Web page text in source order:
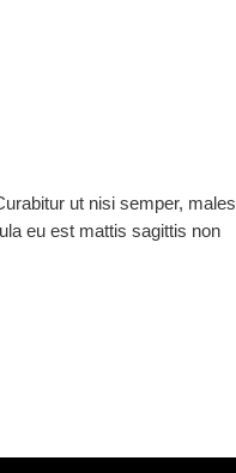
ut nisi semper, males
eu est mattis sagittis non